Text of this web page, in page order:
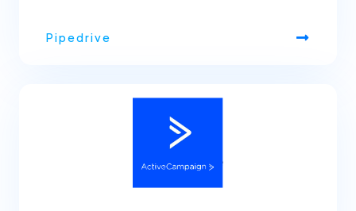
Pipedrive